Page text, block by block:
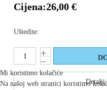
Cijena:26,00 €
Uštedite:
Detalji
Mi koristimo kolačiće
Na našoj web stranici koristimo